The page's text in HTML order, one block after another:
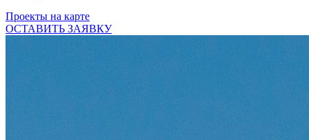
Проекты на карте
ОСТАВИТЬ ЗАЯВКУ